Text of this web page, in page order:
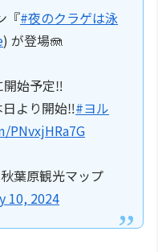
『#夜のクラゲは泳
) が登場🪼
始予定‼️
より開始‼️#ヨル
葉原観光マップ
10, 2024